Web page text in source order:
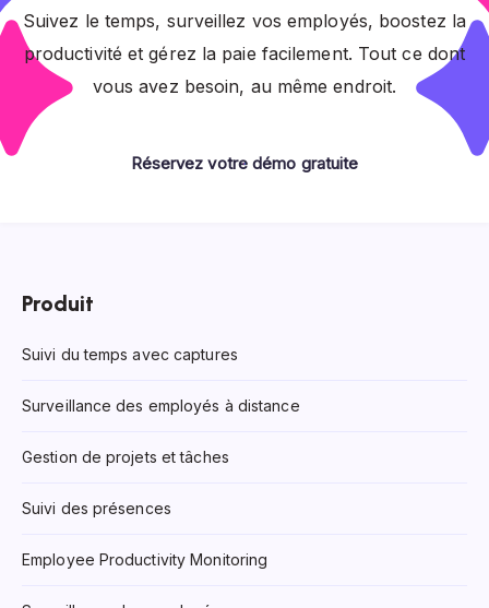
Suivez le temps, surveillez vos employés, boostez la
productivité et gérez la paie facilement. Tout ce dont
vous avez besoin, au même endroit.
Réservez votre démo gratuite
Produit
Suivi du temps avec captures
Surveillance des employés à distance
Gestion de projets et tâches
Suivi des présences
Employee Productivity Monitoring